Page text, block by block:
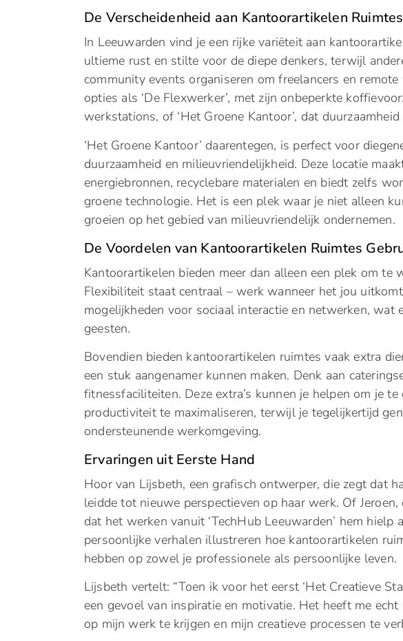
De Verscheidenheid aan Kantoorartikelen
In Leeuwarden vind je een rijke variëteit aan
ultieme rust en stilte voor de diepe denkers, terwijl
community events organiseren om freelancers en
opties als ‘De Flexwerker’, met zijn onbeperkte
werkstations, of ‘Het Groene Kantoor’, dat
‘Het Groene Kantoor’ daarentegen, is perfect voor
duurzaamheid en milieuvriendelijkheid. Deze locatie
energiebronnen, recyclebare materialen en biedt zelfs
groene technologie. Het is een plek waar je niet alleen
groeien op het gebied van milieuvriendelijk ondernemen.
De Voordelen van Kantoorartikelen Ruimtes
Kantoorartikelen bieden meer dan alleen een plek om te
Flexibiliteit staat centraal – werk wanneer het jou
mogelijkheden voor sociaal interactie en netwerken, wat
geesten.
Bovendien bieden kantoorartikelen ruimtes vaak extra
een stuk aangenamer kunnen maken. Denk aan
fitnessfaciliteiten. Deze extra’s kunnen je helpen om je
productiviteit te maximaliseren, terwijl je tegelijkertijd
ondersteunende werkomgeving.
Ervaringen uit Eerste Hand
Hoor van Lijsbeth, een grafisch ontwerper, die zegt dat
leidde tot nieuwe perspectieven op haar werk. Of
dat het werken vanuit ‘TechHub Leeuwarden’ hem hielp
persoonlijke verhalen illustreren hoe kantoorartikelen
hebben op zowel je professionele als persoonlijke leven.
Lijsbeth vertelt: “Toen ik voor het eerst ‘Het Creatieve
een gevoel van inspiratie en motivatie. Het heeft me
op mijn werk te krijgen en mijn creatieve processen te